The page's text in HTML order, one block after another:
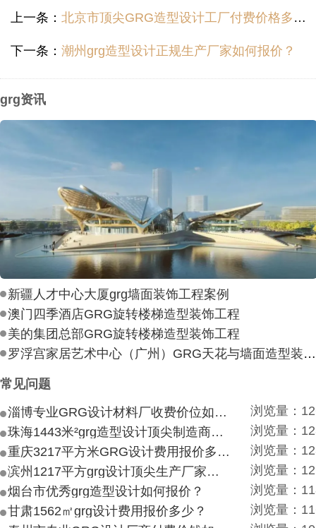
上一条： 北京市顶尖GRG造型设计工厂付费价格多少？
下一条： 潮州grg造型设计正规生产厂家如何报价？
grg资讯
新疆人才中心大厦grg墙面装饰工程案例
澳门四季酒店GRG旋转楼梯造型装饰工程
美的集团总部GRG旋转楼梯造型装饰工程
罗浮宫家居艺术中心（广州）GRG天花与墙面造型装饰工程
常见问题
淄博专业GRG设计材料厂收费价位如何？
浏览量：
珠海1443米²grg造型设计顶尖制造商付费付费多少？
浏览量：
重庆3217平方米GRG设计费用报价多少？
浏览量：
滨州1217平方grg设计顶尖生产厂家价目如何？
浏览量：
烟台市优秀grg造型设计如何报价？
浏览量：
甘肃1562㎡grg设计费用报价多少？
浏览量：